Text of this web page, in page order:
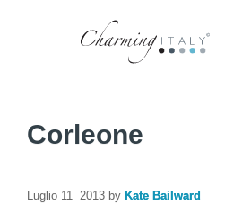
Corleone
Luglio 11 2013 by Kate Bailward